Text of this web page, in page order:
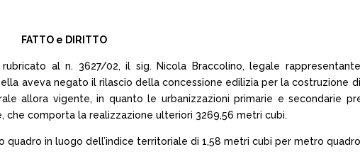
FATTO e DIRITTO
al n. 3627/02, il sig. Nicola Braccolino, legale rappresentante
aveva negato il rilascio della concessione edilizia per la costruzione
allora vigente, in quanto le urbanizzazioni primarie e secondarie
comporta la realizzazione ulteriori 3269,56 metri cubi.
in luogo dell’indice territoriale di 1,58 metri cubi per metro